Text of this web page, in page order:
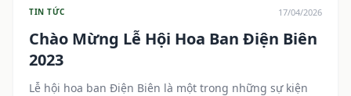
TIN TỨC 17/04/2026
Chào Mừng Lễ Hội Hoa Ban Điện Biên
2023
Lễ hội hoa ban Điện Biên là một trong những sự kiện